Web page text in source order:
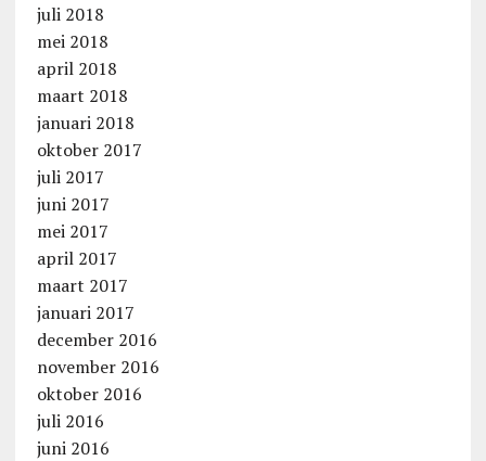
juli 2018
mei 2018
april 2018
maart 2018
januari 2018
oktober 2017
juli 2017
juni 2017
mei 2017
april 2017
maart 2017
januari 2017
december 2016
november 2016
oktober 2016
juli 2016
juni 2016